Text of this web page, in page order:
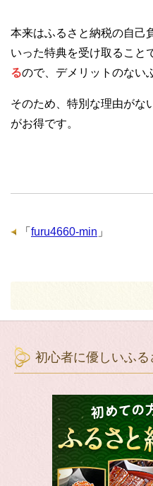
本来はふるさと納税の自己
いった特典を受け取ること
るので、デメリットのない
そのため、特別な理由がな
がお得です。
「 furu4660-min 」
初心者に優しいふる